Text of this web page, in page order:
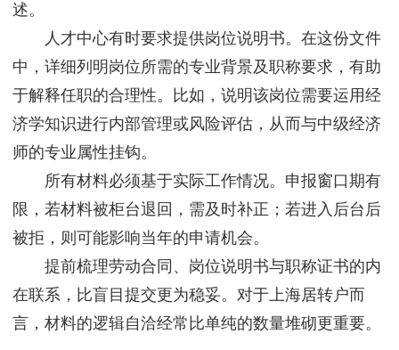
述。
人才中心有时要求提供岗位说明书。在这份文件
中，详细列明岗位所需的专业背景及职称要求，有助
于解释任职的合理性。比如，说明该岗位需要运用经
济学知识进行内部管理或风险评估，从而与中级经济
师的专业属性挂钩。
所有材料必须基于实际工作情况。申报窗口期有
限，若材料被柜台退回，需及时补正；若进入后台后
被拒，则可能影响当年的申请机会。
提前梳理劳动合同、岗位说明书与职称证书的内
在联系，比盲目提交更为稳妥。对于上海居转户而
言，材料的逻辑自洽经常比单纯的数量堆砌更重要。